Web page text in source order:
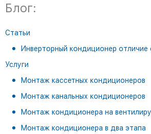
Блог:
Статьи
Инверторный кондиционер отличие
Услуги
Монтаж кассетных кондиционеров
Монтаж канальных кондиционеров
Монтаж кондиционера на
Монтаж кондиционера в два этапа